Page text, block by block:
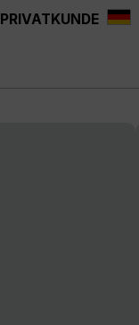
PRIVATKUNDE